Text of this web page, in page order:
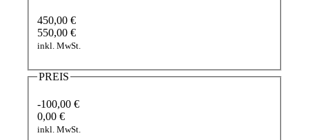
450,00 €
550,00 €
inkl. MwSt.
PREIS
-100,00 €
0,00 €
inkl. MwSt.